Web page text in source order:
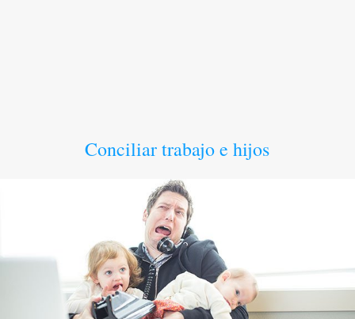
Conciliar trabajo e hijos